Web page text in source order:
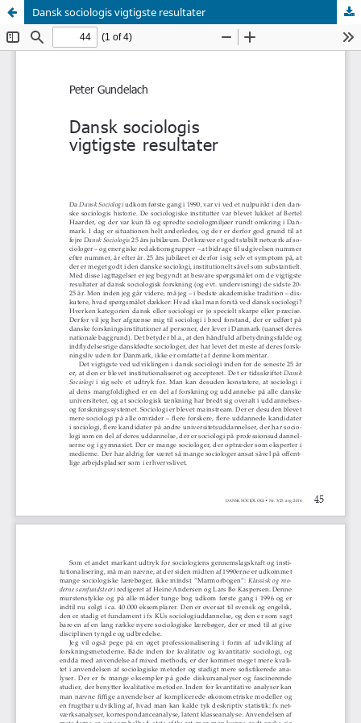
Dansk sociologis vigtigste resultater